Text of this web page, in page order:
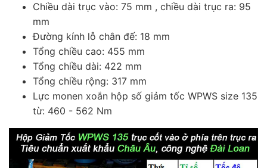
Chiều dài trục vào: 75 mm , chiều dài trục ra: 95
mm
Đường kính lỗ chân đế: 18 mm
Tổng chiều cao: 455 mm
Tổng chiều dài: 422 mm
Tổng chiều rộng: 317 mm
Lực monen xoắn hộp số giảm tốc WPWS size 135
từ: 460 - 562 Nm